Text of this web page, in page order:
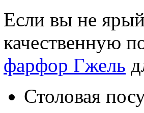
Если вы не
качественную
фарфор Гжель
Столовая